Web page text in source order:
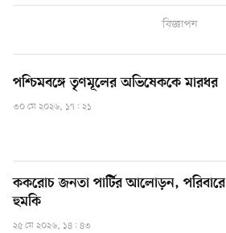
বিজ্ঞাপন
পশ্চিমবঙ্গে তৃণমূলের অভিষেককে মারধর
৩০ মে ২০২৬, ১৭: ২১
ককরোচ জনতা পার্টির আলোড়ন, পরিবারে
হুমকি
২৫ মে ২০২৬, ১৪: ৪৩